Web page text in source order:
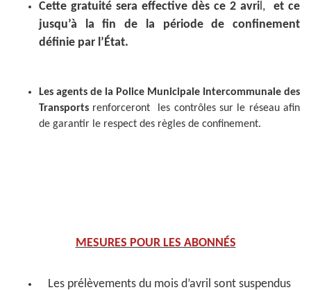
Cette gratuité sera effective dès ce 2 avril, et ce
jusqu’à la fin de la période de confinement
définie par l’État.
Les agents de la Police Municipale Intercommunale des
Transports renforceront les contrôles sur le réseau afin
de garantir le respect des règles de confinement.
MESURES POUR LES ABONNÉS
Les prélèvements du mois d’avril sont suspendus